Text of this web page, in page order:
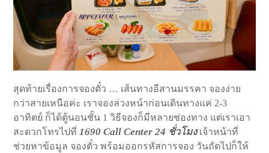
สุดท้ายเรื่องการจองตั๋ว … เส้นทางอีสานมรรคา จองง่าย
กว่าสายเหนือค่ะ เราจองล่วงหน้าก่อนเดินทางแค่ 2-3
อาทิตย์ ก็ได้ตู้นอนชั้น 1 วิธีจองก็มีหลายช่องทาง แต่เราเอา
สะดวกโทรไปที่ 1690 Call Center 24 ชั่วโมงเจ้าหน้าที่
ช่วยหาข้อมูล จองตั๋ว พร้อมออกรหัสการจอง วันถัดไปก็ให้